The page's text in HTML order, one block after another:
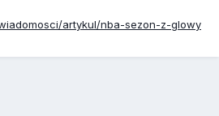
artykul/nba-sezon-z-glowy